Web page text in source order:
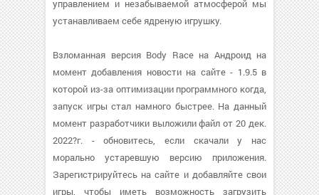
управлением и незабываемой атмосферой мы
устанавливаем себе ядреную игрушку.
Взломанная версия Body Race на Андроид на
момент добавления новости на сайте - 1.9.5 в
которой из-за оптимизации программного когда,
запуск игры стал намного быстрее. На данный
момент разработчики выложили файл от 20 дек.
2022?г. - обновитесь, если скачали у нас
морально устаревшую версию приложения.
Зарегистрируйтесь на сайте и добавляйте свои
игры, чтобы иметь возможность загрузить